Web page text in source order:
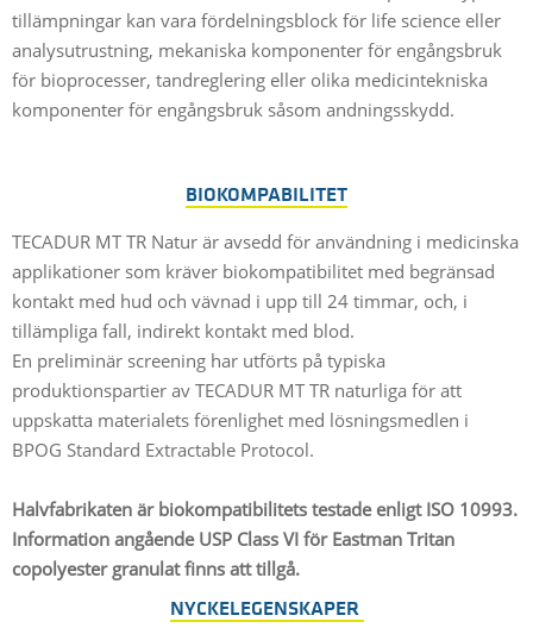
tillämpningar kan vara fördelningsblock för life science eller
analysutrustning, mekaniska komponenter för engångsbruk
för bioprocesser, tandreglering eller olika medicintekniska
komponenter för engångsbruk såsom andningsskydd.
BIOKOMPABILITET
TECADUR MT TR Natur är avsedd för användning i medicinska
applikationer som kräver biokompatibilitet med begränsad
kontakt med hud och vävnad i upp till 24 timmar, och, i
tillämpliga fall, indirekt kontakt med blod.
En preliminär screening har utförts på typiska
produktionspartier av TECADUR MT TR naturliga för att
uppskatta materialets förenlighet med lösningsmedlen i
BPOG Standard Extractable Protocol.
Halvfabrikaten är biokompatibilitets testade enligt ISO 10993.
Information angående USP Class VI för Eastman Tritan
copolyester granulat finns att tillgå.
NYCKELEGENSKAPER